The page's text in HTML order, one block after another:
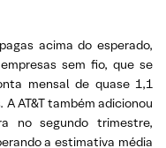
acima do esperado,
sem fio, que se
mensal de quase 1,1
AT&T também adicionou
no segundo trimestre,
a estimativa média